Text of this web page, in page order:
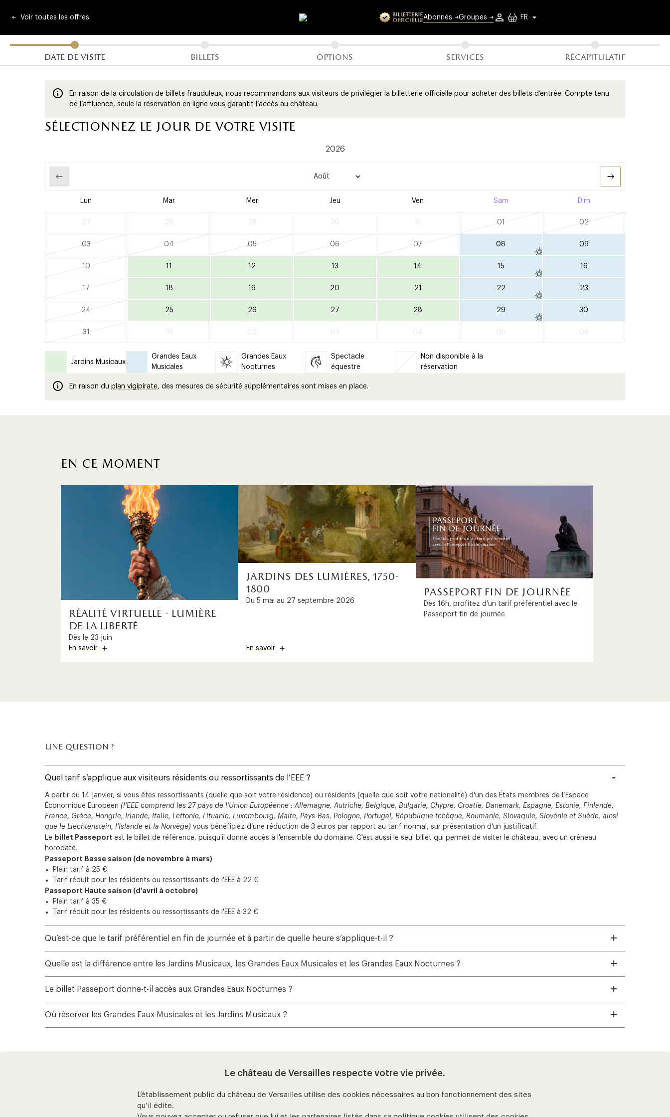
content
Voir toutes les offres
main
Abonnés Groupes
billetterie officielle
du château de versailles
date de visite billets options services récapitulatif
En raison de la circulation de billets frauduleux, nous recommandons aux visiteurs de privilégier la billetterie officielle pour acheter des billets d’entrée. Compte tenu
de l’affluence, seule la réservation en ligne vous garantit l’accès au château.
sélectionnez le jour de votre visite
Lun Mar Mer Jeu Ven Sam Dim
27 28 29 30 31 01 02
03 04 05 06 07 08 09
10 11 12 13 14 15 16
17 18 19 20 21 22 23
24 25 26 27 28 29 30
31 01 02 03 04 05 06
Jardins Musicaux
Grandes Eaux
Musicales
Grandes Eaux
Nocturnes
Spectacle
équestre
Non disponible à la
réservation
En raison du plan vigipirate, des mesures de sécurité supplémentaires sont mises en place.
en ce moment
réalité virtuelle - lumière
de la liberté
Dès le 23 juin
En savoir
jardins des lumières, 1750-
1800
Du 5 mai au 27 septembre 2026
En savoir
passeport fin de journée
Dès 16h, profitez d'un tarif préférentiel avec le
Passeport fin de journée
1
une question ?
Quel tarif s’applique aux visiteurs résidents ou ressortissants de l’EEE ?
A partir du 14 janvier, si vous êtes ressortissants (quelle que soit votre résidence) ou résidents (quelle que soit votre nationalité) d'un des États membres de l’Espace
Économique Européen (l'EEE comprend les 27 pays de l’Union Européenne : Allemagne, Autriche, Belgique, Bulgarie, Chypre, Croatie, Danemark, Espagne, Estonie, Finlande,
France, Grèce, Hongrie, Irlande, Italie, Lettonie, Lituanie, Luxembourg, Malte, Pays-Bas, Pologne, Portugal, République tchèque, Roumanie, Slovaquie, Slovénie et Suède, ainsi
que le Liechtenstein, l'Islande et la Norvège) vous bénéficiez d’une réduction de 3 euros par rapport au tarif normal, sur présentation d'un justificatif.
Le billet Passeport est le billet de référence, puisqu'il donne accès à l'ensemble du domaine. C'est aussi le seul billet qui permet de visiter le château, avec un créneau
horodaté.
Passeport Basse saison (de novembre à mars)
Plein tarif à 25 €
Tarif réduit pour les résidents ou ressortissants de l'EEE à 22 €
Passeport Haute saison (d'avril à octobre)
Plein tarif à 35 €
Tarif réduit pour les résidents ou ressortissants de l'EEE à 32 €
Qu’est-ce que le tarif préférentiel en fin de journée et à partir de quelle heure s’applique-t-il ?
Quelle est la différence entre les Jardins Musicaux, les Grandes Eaux Musicales et les Grandes Eaux Nocturnes ?
Le billet Passeport donne-t-il accès aux Grandes Eaux Nocturnes ?
Où réserver les Grandes Eaux Musicales et les Jardins Musicaux ?
aide et contact
Le château de Versailles respecte votre vie privée.
L’établissement public du château de Versailles utilise des cookies nécessaires au bon fonctionnement des sites
qu’il édite.